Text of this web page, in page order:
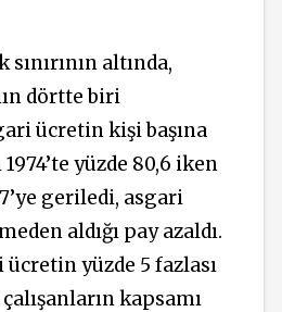
altında,
dörtte biri
ücretin kişi başına
yüzde 80,6 iken
geriledi, asgari
aldığı pay azaldı.
ücretin yüzde 5 fazlası
kapsamı